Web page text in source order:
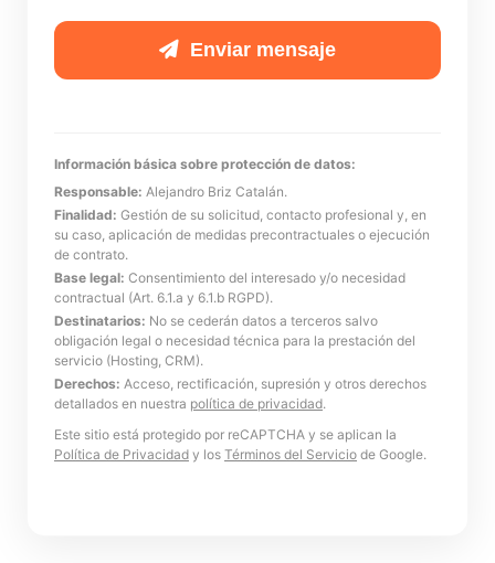
Enviar mensaje
Información básica sobre protección de datos:
Responsable: Alejandro Briz Catalán.
Finalidad: Gestión de su solicitud, contacto profesional y, en
su caso, aplicación de medidas precontractuales o ejecución
de contrato.
Base legal: Consentimiento del interesado y/o necesidad
contractual (Art. 6.1.a y 6.1.b RGPD).
Destinatarios: No se cederán datos a terceros salvo
obligación legal o necesidad técnica para la prestación del
servicio (Hosting, CRM).
Derechos: Acceso, rectificación, supresión y otros derechos
detallados en nuestra política de privacidad.
Este sitio está protegido por reCAPTCHA y se aplican la
Política de Privacidad y los Términos del Servicio de Google.